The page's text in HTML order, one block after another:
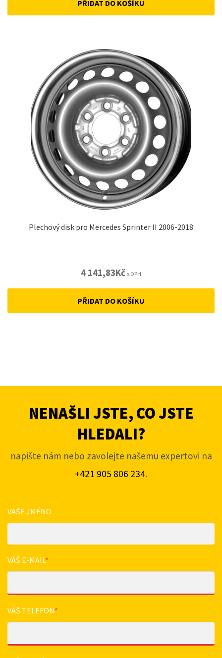
PŘIDAT DO KOŠÍKU
Plechový disk pro Mercedes Sprinter II 2006-2018
4 141,83Kč s DPH
PŘIDAT DO KOŠÍKU
NENAŠLI JSTE, CO JSTE
HLEDALI?
napište nám nebo zavolejte našemu expertovi na
+421 905 806 234.
VAŠE JMÉNO
VÁŠ E-MAIL*
VÁŠ TELEFON*